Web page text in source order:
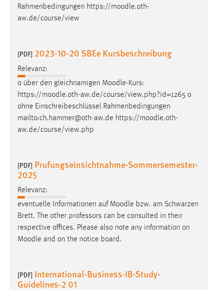
Rahmenbedingungen https://moodle.oth-
aw.de/course/view
[PDF] 2023-10-20 SBEe Kursbeschreibung
Relevanz:
o über den gleichnamigen Moodle-Kurs:
https://moodle.oth-aw.de/course/view.php?id=1265 o
ohne Einschreibeschlüssel Rahmenbedingungen
mailto:ch.hammer@oth-aw.de https://moodle.oth-
aw.de/course/view.php
[PDF] Prufungseinsichtnahme-Sommersemester-
2025
Relevanz:
eventuelle Informationen auf Moodle bzw. am Schwarzen
Brett. The other professors can be consulted in their
respective offices. Please also note any information on
Moodle and on the notice board.
[PDF] International-Business-IB-Study-
Guidelines-2 01